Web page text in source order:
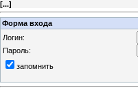
[...]
Форма входа
Логин:
Пароль:
запомнить